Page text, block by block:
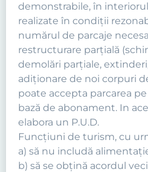
demonstrabile, în
realizate în condiţii
numărul de parcaje
restructurare parţială
demolări parţiale,
adiţionare de noi corpuri
poate accepta parcarea
bază de abonament. In
elabora un P.U.D.
Funcţiuni de turism, cu
a) să nu includă
b) să se obţină acordul